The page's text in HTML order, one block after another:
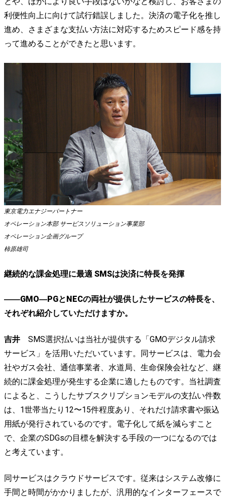
利便性向上に向けて試行錯誤しました。決済の電子化を推し
進め、さまざまな支払い方法に対応するためスピード感を持
って進めることができたと思います。
東京電力エナジーパートナー
オペレーション本部 サービスソリューション事業部
オペレーション企画グループ
柿原雄司
継続的な課金処理に最適 SMSは決済に特長を発揮
――GMO―PGとNECの両社が提供したサービスの特長を、
それぞれ紹介していただけますか。
吉井 SMS選択払いは当社が提供する「GMOデジタル請求
サービス」を活用いただいています。同サービスは、電力会
社やガス会社、通信事業者、水道局、生命保険会社など、継
続的に課金処理が発生する企業に適したものです。当社調査
によると、こうしたサブスクリプションモデルの支払い件数
は、1世帯当たり12〜15件程度あり、それだけ請求書や振込
用紙が発行されているのです。電子化して紙を減らすこと
で、企業のSDGsの目標を解決する手段の一つになるのでは
と考えています。
同サービスはクラウドサービスです。従来はシステム改修に
手間と時間がかかりましたが、汎用的なインターフェースで